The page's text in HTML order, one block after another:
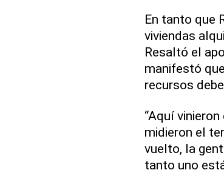
En tanto que
viviendas
Resaltó el
manifestó
recursos
“Aquí
midieron el
vuelto, la
tanto uno